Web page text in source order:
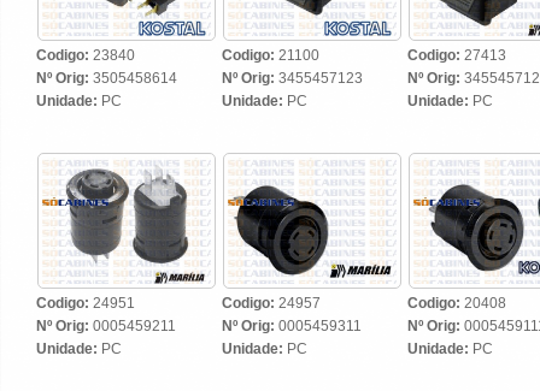
Codigo: 23840
Nº Orig: 3505458614
Unidade: PC
Codigo: 21100
Nº Orig: 3455457123
Unidade: PC
Codigo: 27413
Nº Orig:
Unidade: PC
Codigo: 24951
Nº Orig: 0005459211
Unidade: PC
Codigo: 24957
Nº Orig: 0005459311
Unidade: PC
Codigo: 20408
Nº Orig:
Unidade: PC